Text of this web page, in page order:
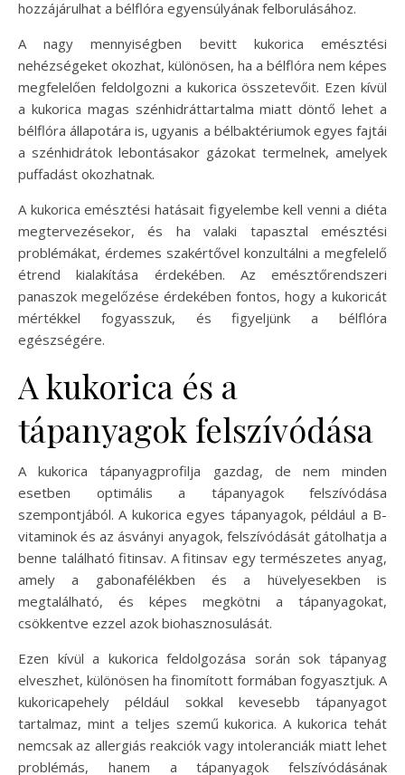
hozzájárulhat a bélflóra egyensúlyának felborulásához.
A nagy mennyiségben bevitt kukorica emésztési
nehézségeket okozhat, különösen, ha a bélflóra nem képes
megfelelően feldolgozni a kukorica összetevőit. Ezen kívül
a kukorica magas szénhidráttartalma miatt döntő lehet a
bélflóra állapotára is, ugyanis a bélbaktériumok egyes fajtái
a szénhidrátok lebontásakor gázokat termelnek, amelyek
puffadást okozhatnak.
A kukorica emésztési hatásait figyelembe kell venni a diéta
megtervezésekor, és ha valaki tapasztal emésztési
problémákat, érdemes szakértővel konzultálni a megfelelő
étrend kialakítása érdekében. Az emésztőrendszeri
panaszok megelőzése érdekében fontos, hogy a kukoricát
mértékkel fogyasszuk, és figyeljünk a bélflóra
egészségére.
A kukorica és a
tápanyagok felszívódása
A kukorica tápanyagprofilja gazdag, de nem minden
esetben optimális a tápanyagok felszívódása
szempontjából. A kukorica egyes tápanyagok, például a B-
vitaminok és az ásványi anyagok, felszívódását gátolhatja a
benne található fitinsav. A fitinsav egy természetes anyag,
amely a gabonafélékben és a hüvelyesekben is
megtalálható, és képes megkötni a tápanyagokat,
csökkentve ezzel azok biohasznosulását.
Ezen kívül a kukorica feldolgozása során sok tápanyag
elveszhet, különösen ha finomított formában fogyasztjuk. A
kukoricapehely például sokkal kevesebb tápanyagot
tartalmaz, mint a teljes szemű kukorica. A kukorica tehát
nemcsak az allergiás reakciók vagy intoleranciák miatt lehet
problémás, hanem a tápanyagok felszívódásának